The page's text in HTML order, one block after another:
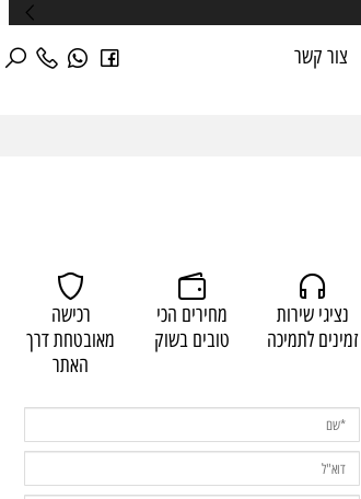
צור קשר
נציגי שירות
זמינים לתמיכה
מחירים הכי
טובים בשוק
רכישה
מאובטחת דרך
האתר